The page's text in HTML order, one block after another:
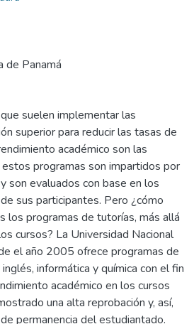
de Panamá
suelen implementar las
superior para reducir las tasas de
académico son las
programas son impartidos por
son evaluados con base en los
sus participantes. Pero ¿cómo
los programas de tutorías, más allá
cursos? La Universidad Nacional
el año 2005 ofrece programas de
informática y química con el fin
académico en los cursos
una alta reprobación y, así,
permanencia del estudiantado.